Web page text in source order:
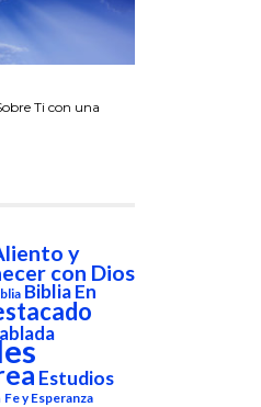
Ti con una
y
con Dios
Biblia En
Estudios
Fe y Esperanza